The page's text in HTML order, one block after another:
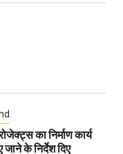
का निर्माण कार्य
के निर्देश दिए